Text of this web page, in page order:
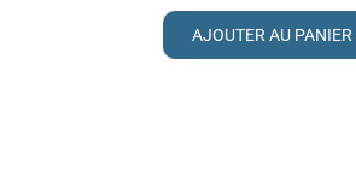
AJOUTER AU PANIER